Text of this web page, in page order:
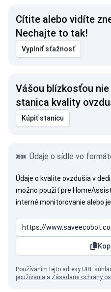
Cítite alebo vidíte
Nechajte to tak!
Vyplniť sťažnosť
Vášou blízkosťou
stanica kvality
Kúpiť stanicu
Údaje o sídle vo
Údaje o kvalite ovzdušia v
možno použiť pre
interné monitorovanie alebo
Používaním tejto adresy URL
používania a Zásadami ochrany